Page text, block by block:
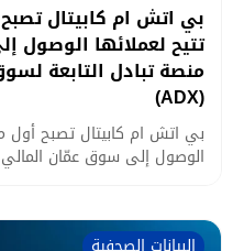
بي اتش ام كابيتال
تتيح لعملائها الوصول
منصة تبادل التابعة
(ADX)
بي اتش ام كابيتال تصبح أول
الوصول إلى سوق عمّان